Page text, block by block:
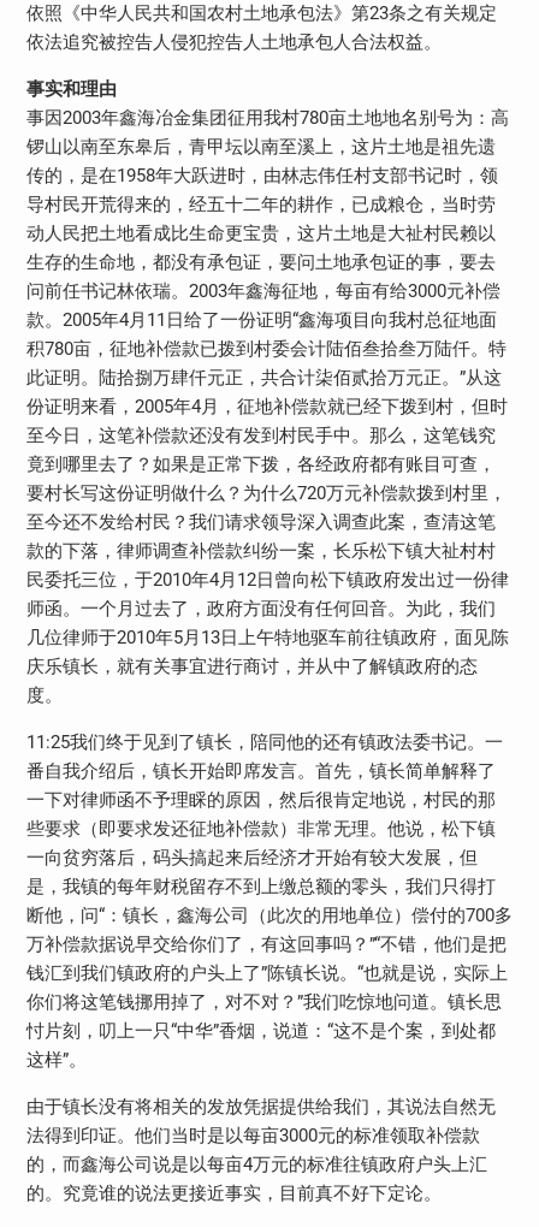
依照《中华人民共和国农村土地承包法》第23条之有关规定
依法追究被控告人侵犯控告人土地承包人合法权益。
事实和理由
事因2003年鑫海冶金集团征用我村780亩土地地名别号为：高
锣山以南至东皋后，青甲坛以南至溪上，这片土地是祖先遗
传的，是在1958年大跃进时，由林志伟任村支部书记时，领
导村民开荒得来的，经五十二年的耕作，已成粮仓，当时劳
动人民把土地看成比生命更宝贵，这片土地是大祉村民赖以
生存的生命地，都没有承包证，要问土地承包证的事，要去
问前任书记林依瑞。2003年鑫海征地，每亩有给3000元补偿
款。2005年4月11日给了一份证明“鑫海项目向我村总征地面
积780亩，征地补偿款已拨到村委会计陆佰叁拾叁万陆仟。特
此证明。陆拾捌万肆仟元正，共合计柒佰贰拾万元正。”从这
份证明来看，2005年4月，征地补偿款就已经下拨到村，但时
至今日，这笔补偿款还没有发到村民手中。那么，这笔钱究
竟到哪里去了？如果是正常下拨，各经政府都有账目可查，
要村长写这份证明做什么？为什么720万元补偿款拨到村里，
至今还不发给村民？我们请求领导深入调查此案，查清这笔
款的下落，律师调查补偿款纠纷一案，长乐松下镇大祉村村
民委托三位，于2010年4月12日曾向松下镇政府发出过一份律
师函。一个月过去了，政府方面没有任何回音。为此，我们
几位律师于2010年5月13日上午特地驱车前往镇政府，面见陈
庆乐镇长，就有关事宜进行商讨，并从中了解镇政府的态
度。
11:25我们终于见到了镇长，陪同他的还有镇政法委书记。一
番自我介绍后，镇长开始即席发言。首先，镇长简单解释了
一下对律师函不予理睬的原因，然后很肯定地说，村民的那
些要求（即要求发还征地补偿款）非常无理。他说，松下镇
一向贫穷落后，码头搞起来后经济才开始有较大发展，但
是，我镇的每年财税留存不到上缴总额的零头，我们只得打
断他，问“：镇长，鑫海公司（此次的用地单位）偿付的700多
万补偿款据说早交给你们了，有这回事吗？”“不错，他们是把
钱汇到我们镇政府的户头上了”陈镇长说。“也就是说，实际上
你们将这笔钱挪用掉了，对不对？”我们吃惊地问道。镇长思
忖片刻，叨上一只“中华”香烟，说道：“这不是个案，到处都
这样”。
由于镇长没有将相关的发放凭据提供给我们，其说法自然无
法得到印证。他们当时是以每亩3000元的标准领取补偿款
的，而鑫海公司说是以每亩4万元的标准往镇政府户头上汇
的。究竟谁的说法更接近事实，目前真不好下定论。